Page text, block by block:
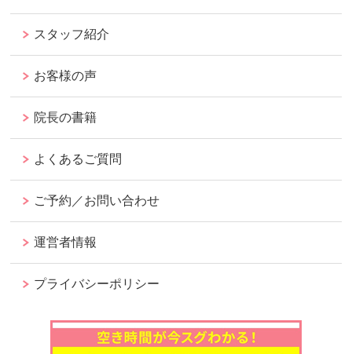
スタッフ紹介
お客様の声
院長の書籍
よくあるご質問
ご予約／お問い合わせ
運営者情報
プライバシーポリシー